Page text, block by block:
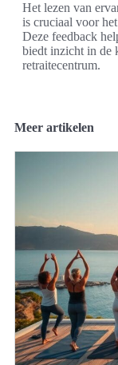
Het lezen van
is cruciaal voor
Deze feedback
biedt inzicht in de
retraitecentrum.
Meer artikelen